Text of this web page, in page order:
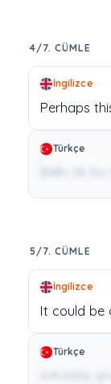
4/7. CÜMLE
İngilizce
Perhaps
Türkçe
Belki de
5/7. CÜMLE
İngilizce
It could be
Türkçe
Arkadaş